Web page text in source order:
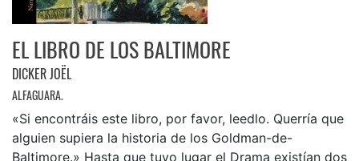
EL LIBRO DE LOS BALTIMORE
DICKER JOËL
ALFAGUARA.
«Si encontráis este libro, por favor, leedlo. Querría que
alguien supiera la historia de los Goldman-de-
Baltimore.» Hasta que tuvo lugar el Drama existían dos